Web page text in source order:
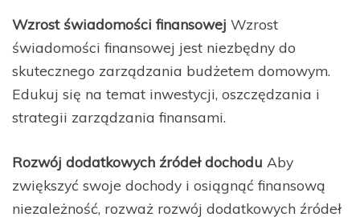
Wzrost świadomości finansowej Wzrost
świadomości finansowej jest niezbędny do
skutecznego zarządzania budżetem domowym.
Edukuj się na temat inwestycji, oszczędzania i
strategii zarządzania finansami.
Rozwój dodatkowych źródeł dochodu Aby
zwiększyć swoje dochody i osiągnąć finansową
niezależność, rozważ rozwój dodatkowych źródeł